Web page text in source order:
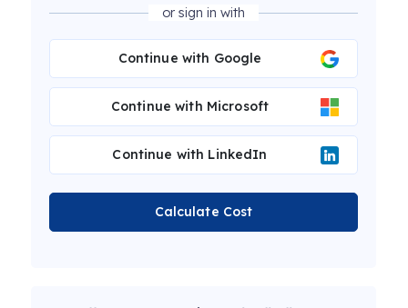
or sign in with
Continue with Google
Continue with Microsoft
Continue with LinkedIn
Calculate Cost